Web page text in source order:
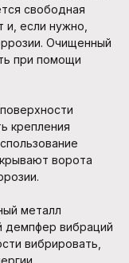
свободная
если нужно,
Очищенный
при помощи
крепления
ворота
металл
демпфер вибраций
вибрировать,